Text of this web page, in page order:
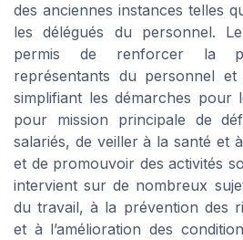
des anciennes instances telles
les délégués du personnel.
permis de renforcer la
représentants du personnel
simplifiant les démarches pour
pour mission principale de
salariés, de veiller à la santé et
et de promouvoir des activités
intervient sur de nombreux
du travail, à la prévention des
et à l’amélioration des